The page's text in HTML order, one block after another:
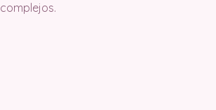
complejos.